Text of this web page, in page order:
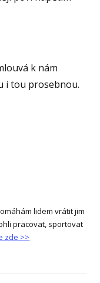
k nám
i tou prosebnou.
lidem vrátit jim
pracovat, sportovat
zde >>